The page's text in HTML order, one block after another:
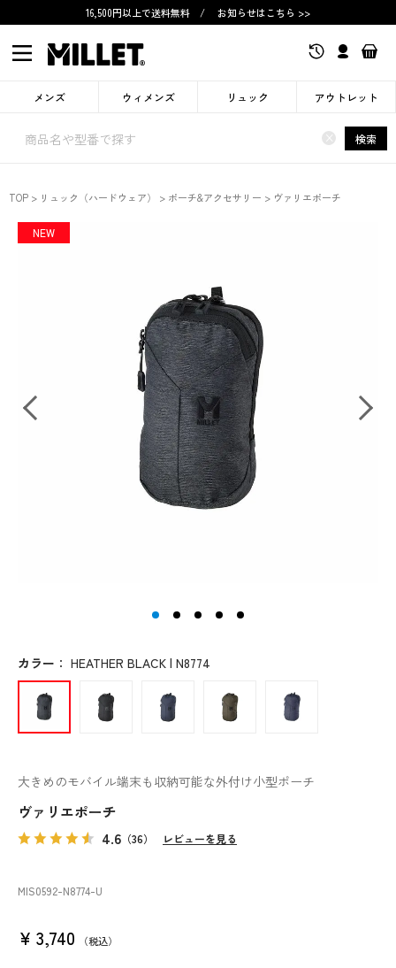
16,500円以上で送料無料 / お知らせはこちら >>
メンズ ウィメンズ リュック アウトレット
× 検索
TOP リュック（ハードウェア） ポーチ&アクセサリー ヴァリエポーチ
大きめのモバイル端末も収納可能な外付け小型ポーチ
ヴァリエポーチ
4.6 （36） レビューを見る
MIS0592-N8774-U
NEW
¥ 3,740 税込
カラー ： HEATHER BLACK | N8774